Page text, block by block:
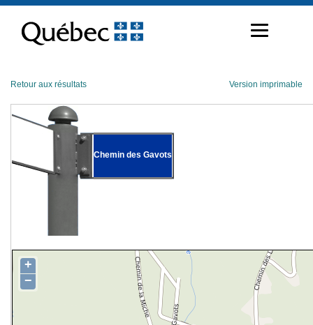
contenu
Retour aux résultats Version imprimable
Chemin des Gavots
+
−